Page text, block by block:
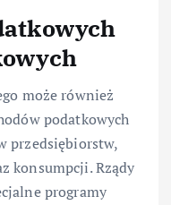
może również
podatkowych
przedsiębiorstw,
konsumpcji. Rządy
programy